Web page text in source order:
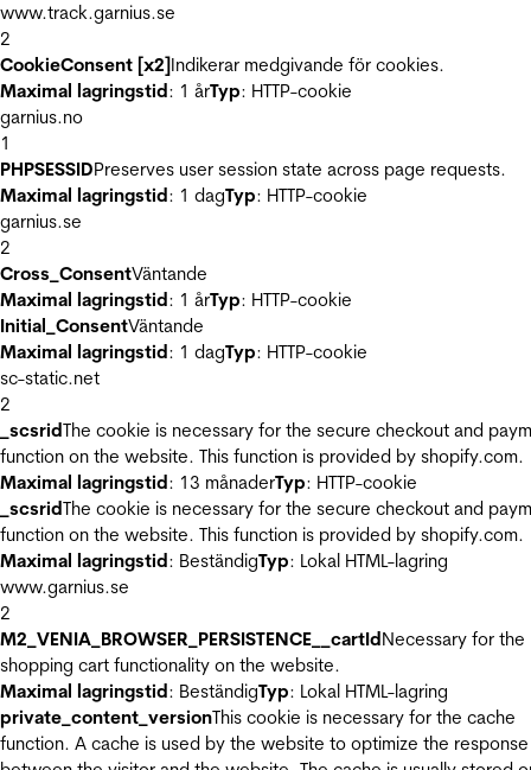
www.track.garnius.se
2
CookieConsent [x2]Indikerar medgivande för cookies.
Maximal lagringstid: 1 årTyp: HTTP-cookie
garnius.no
1
PHPSESSIDPreserves user session state across page requests.
Maximal lagringstid: 1 dagTyp: HTTP-cookie
garnius.se
2
Cross_ConsentVäntande
Maximal lagringstid: 1 årTyp: HTTP-cookie
Initial_ConsentVäntande
Maximal lagringstid: 1 dagTyp: HTTP-cookie
sc-static.net
2
_scsridThe cookie is necessary for the secure checkout and
function on the website. This function is provided by shopify.com.
Maximal lagringstid: 13 månaderTyp: HTTP-cookie
_scsridThe cookie is necessary for the secure checkout and
function on the website. This function is provided by shopify.com.
Maximal lagringstid: BeständigTyp: Lokal HTML-lagring
www.garnius.se
2
M2_VENIA_BROWSER_PERSISTENCE__cartIdNecessary for the
shopping cart functionality on the website.
Maximal lagringstid: BeständigTyp: Lokal HTML-lagring
private_content_versionThis cookie is necessary for the cache
function. A cache is used by the website to optimize the